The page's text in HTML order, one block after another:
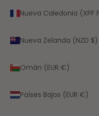
Nueva Caledonia (XPF
Nueva Zelanda (NZD $)
Omán (EUR €)
Países Bajos (EUR €)